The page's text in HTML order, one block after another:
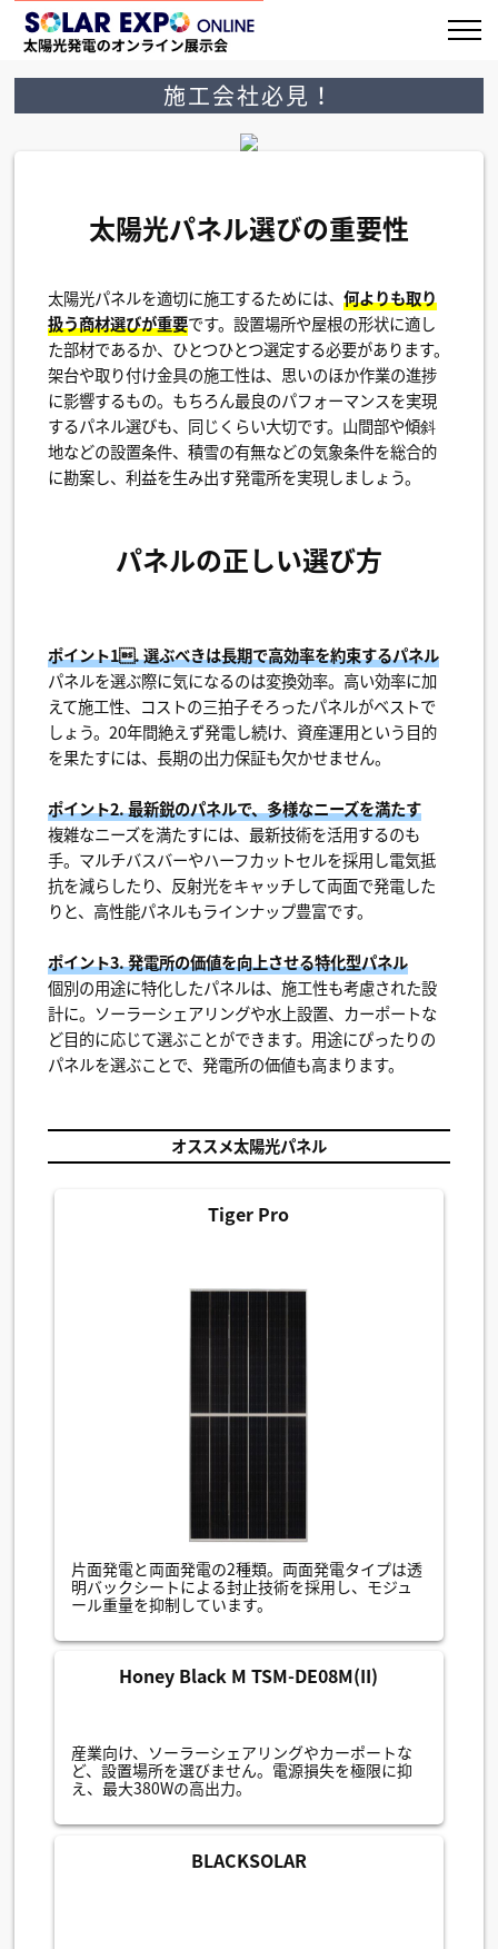
施工会社必見！
太陽光パネル選びの重要性
太陽光パネルを適切に施工するためには、何よりも取り
扱う商材選びが重要です。設置場所や屋根の形状に適し
た部材であるか、ひとつひとつ選定する必要があります。
架台や取り付け金具の施工性は、思いのほか作業の進捗
に影響するもの。もちろん最良のパフォーマンスを実現
するパネル選びも、同じくらい大切です。山間部や傾斜
地などの設置条件、積雪の有無などの気象条件を総合的
に勘案し、利益を生み出す発電所を実現しましょう。
パネルの正しい選び方
ポイント1. 選ぶべきは長期で高効率を約束するパネル
パネルを選ぶ際に気になるのは変換効率。高い効率に加
えて施工性、コストの三拍子そろったパネルがベストで
しょう。20年間絶えず発電し続け、資産運用という目的
を果たすには、長期の出力保証も欠かせません。
ポイント2. 最新鋭のパネルで、多様なニーズを満たす
複雑なニーズを満たすには、最新技術を活用するのも
手。マルチバスバーやハーフカットセルを採用し電気抵
抗を減らしたり、反射光をキャッチして両面で発電した
りと、高性能パネルもラインナップ豊富です。
ポイント3. 発電所の価値を向上させる特化型パネル
個別の用途に特化したパネルは、施工性も考慮された設
計に。ソーラーシェアリングや水上設置、カーポートな
ど目的に応じて選ぶことができます。用途にぴったりの
パネルを選ぶことで、発電所の価値も高まります。
オススメ太陽光パネル
Tiger Pro
片面発電と両面発電の2種類。両面発電タイプは透
明バックシートによる封止技術を採用し、モジュ
ール重量を抑制しています。
Honey Black M TSM-DE08M(II)
産業向け、ソーラーシェアリングやカーポートな
ど、設置場所を選びません。電源損失を極限に抑
え、最大380Wの高出力。
BLACKSOLAR